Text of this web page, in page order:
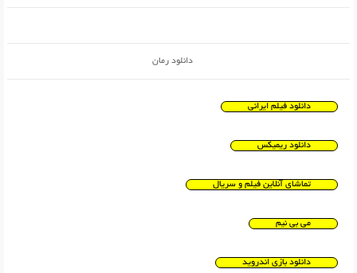
دانلود رمان
دانلود فیلم ایرانی
دانلود ریمیکس
تماشای آنلاین فیلم و سریال
می بی نیم
دانلود بازی اندروید